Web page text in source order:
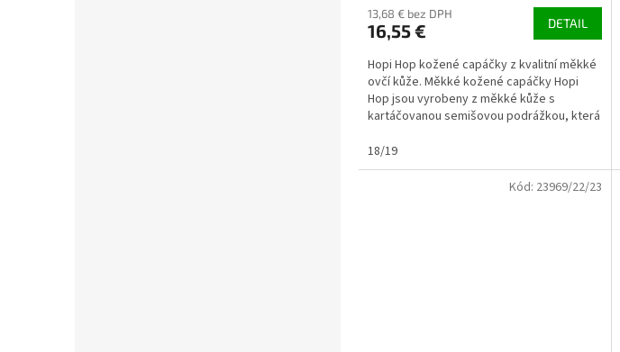
13,68 € bez DPH
16,55 € DETAIL
Hopi Hop kožené capáčky z kvalitní měkké
ovčí kůže. Měkké kožené capáčky Hopi
Hop jsou vyrobeny z měkké kůže s
kartáčovanou semišovou podrážkou, která
18/19
Kód: 23969/22/23